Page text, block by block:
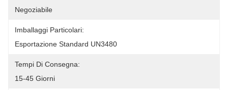
Negoziabile
Imballaggi Particolari:
Esportazione Standard UN3480
Tempi Di Consegna:
15-45 Giorni